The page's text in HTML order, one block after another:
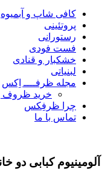
کافی شاپ و آبمیوه
پروتئینی
رستورانی
فست فودی
خشکبار و قنادی
لبنیاتی
مجله ظرفــــ اِکس
خرید ظروف
چرا ظرفِکس
تماس با ما
آلومینیوم کبابی دو